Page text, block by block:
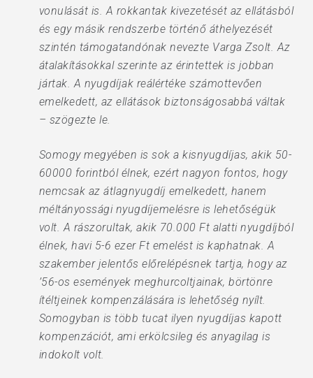
vonulását is. A rokkantak kivezetését az ellátásból
és egy másik rendszerbe történő áthelyezését
szintén támogatandónak nevezte Varga Zsolt. Az
átalakításokkal szerinte az érintettek is jobban
jártak. A nyugdíjak reálértéke számottevően
emelkedett, az ellátások biztonságosabbá váltak
– szögezte le.
Somogy megyében is sok a kisnyugdíjas, akik 50-
60000 forintból élnek, ezért nagyon fontos, hogy
nemcsak az átlagnyugdíj emelkedett, hanem
méltányossági nyugdíjemelésre is lehetőségük
volt. A rászorultak, akik 70.000 Ft alatti nyugdíjból
élnek, havi 5-6 ezer Ft emelést is kaphatnak. A
szakember jelentős előrelépésnek tartja, hogy az
’56-os események meghurcoltjainak, börtönre
ítéltjeinek kompenzálására is lehetőség nyílt.
Somogyban is több tucat ilyen nyugdíjas kapott
kompenzációt, ami erkölcsileg és anyagilag is
indokolt volt.